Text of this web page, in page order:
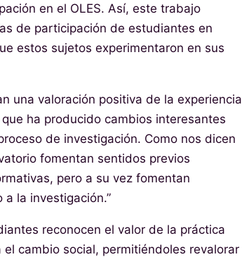
en el OLES. Así, este trabajo
de participación de estudiantes en
estos sujetos experimentaron en sus
una valoración positiva de la experiencia
ha producido cambios interesantes
de investigación. Como nos dicen
fomentan sentidos previos
pero a su vez fomentan
la investigación.”
reconocen el valor de la práctica
cambio social, permitiéndoles revalorar